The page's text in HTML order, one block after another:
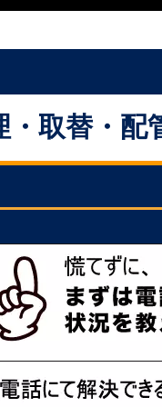
取替・配